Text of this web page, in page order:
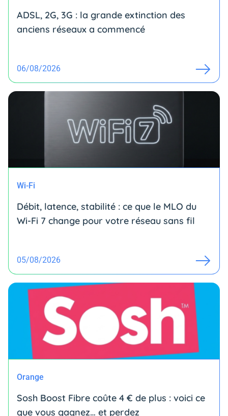
ADSL, 2G, 3G : la grande extinction des
anciens réseaux a commencé
06/08/2026
Wi-Fi
Débit, latence, stabilité : ce que le MLO du
Wi-Fi 7 change pour votre réseau sans fil
05/08/2026
Orange
Sosh Boost Fibre coûte 4 € de plus : voici ce
que vous gagnez… et perdez